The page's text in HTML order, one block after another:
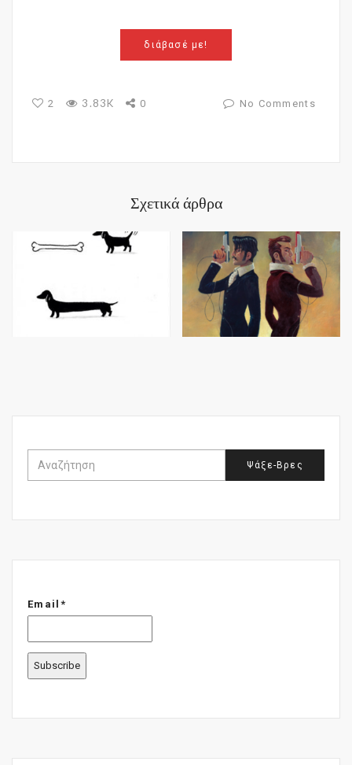
διάβασέ με!
2 3.83K 0 No Comments
Σχετικά άρθρα
Email*